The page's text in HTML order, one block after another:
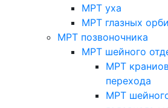
МРТ уха
МРТ глазных
МРТ позвоночника
МРТ шейного
МРТ
перехода
МРТ